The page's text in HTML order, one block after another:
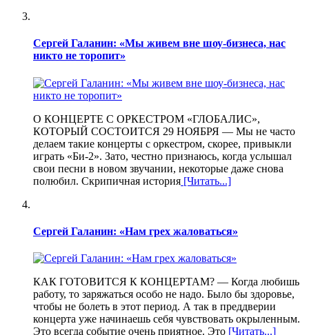
Сергей Галанин: «Мы живем вне шоу-бизнеса, нас
никто не торопит»
О КОНЦЕРТЕ С ОРКЕСТРОМ «ГЛОБАЛИС»,
КОТОРЫЙ СОСТОИТСЯ 29 НОЯБРЯ — Мы не часто
делаем такие концерты с оркестром, скорее, привыкли
играть «Би-2». Зато, честно признаюсь, когда услышал
свои песни в новом звучании, некоторые даже снова
полюбил. Скрипичная история [Читать...]
Сергей Галанин: «Нам грех жаловаться»
КАК ГОТОВИТСЯ К КОНЦЕРТАМ? — Когда любишь
работу, то заряжаться особо не надо. Было бы здоровье,
чтобы не болеть в этот период. А так в преддверии
концерта уже начинаешь себя чувствовать окрыленным.
Это всегда событие очень приятное. Это [Читать...]